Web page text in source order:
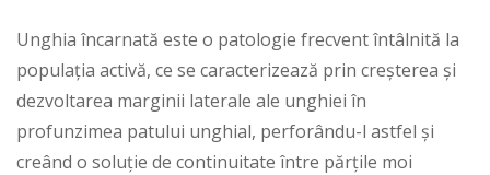
Unghia încarnată este o patologie frecvent întâlnită la
populația activă, ce se caracterizează prin creșterea și
dezvoltarea marginii laterale ale unghiei în
profunzimea patului unghial, perforându-l astfel și
creând o soluție de continuitate între părțile moi